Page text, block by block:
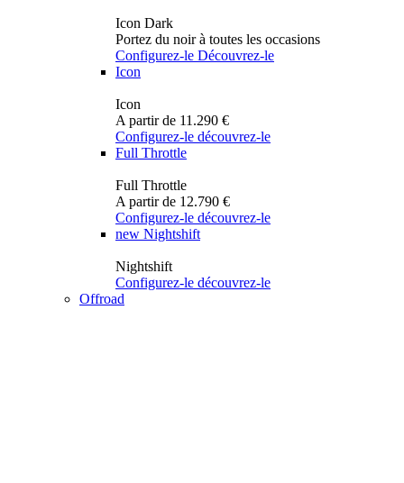
Icon Dark
Portez du noir à toutes les occasions
Configurez-le Découvrez-le
Icon
Icon
A partir de 11.290 €
Configurez-le découvrez-le
Full Throttle
Full Throttle
A partir de 12.790 €
Configurez-le découvrez-le
new Nightshift
Nightshift
Configurez-le découvrez-le
Offroad